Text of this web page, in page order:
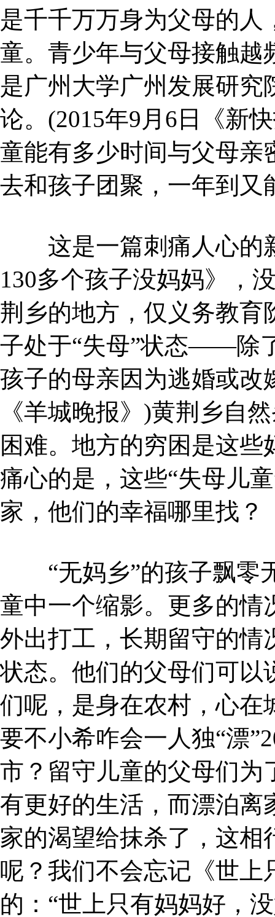
是千千万万身为父母的人
童。青少年与父母接触越
是广州大学广州发展研
论。(2015年9月6日《新
童能有多少时间与父母亲
去和孩子团聚，一年到又
这是一篇刺痛人心的
130多个孩子没妈妈》，
荆乡的地方，仅义务教育
子处于“失母”状态——除
孩子的母亲因为逃婚或改
《羊城晚报》)黄荆乡自
困难。地方的穷困是这
痛心的是，这些“失母儿
家，他们的幸福哪里找？
“无妈乡”的孩子飘零
童中一个缩影。更多的情
外出打工，长期留守的情
状态。他们的父母们可以
们呢，是身在农村，心在
要不小希咋会一人独“漂
市？留守儿童的父母们为
有更好的生活，而漂泊离
家的渴望给抹杀了，这
呢？我们不会忘记《世上
的：“世上只有妈妈好，